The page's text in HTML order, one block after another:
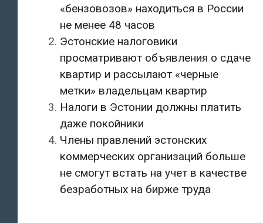
«бензовозов» находиться в России
не менее 48 часов
Эстонские налоговики
просматривают объявления о сдаче
квартир и рассылают «черные
метки» владельцам квартир
Налоги в Эстонии должны платить
даже покойники
Члены правлений эстонских
коммерческих организаций больше
не смогут встать на учет в качестве
безработных на бирже труда